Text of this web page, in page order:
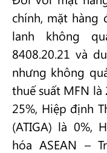
chính, mặt hàng
lanh không
8408.20.21 và
nhưng không
thuế suất MFN là
25%, Hiệp định
(ATIGA) là 0%,
hóa ASEAN –